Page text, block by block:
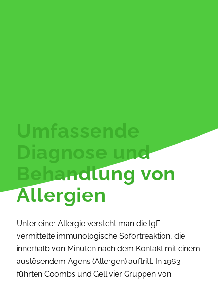
Umfassende
Diagnose und
Behandlung von
Allergien
Unter einer Allergie versteht man die IgE-
vermittelte immunologische Sofortreaktion, die
innerhalb von Minuten nach dem Kontakt mit einem
auslösendem Agens (Allergen) auftritt. In 1963
führten Coombs und Gell vier Gruppen von